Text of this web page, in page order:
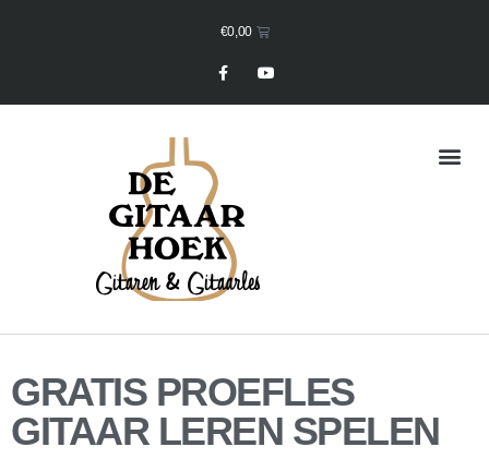
€0,00
GRATIS PROEFLES
GITAAR LEREN SPELEN